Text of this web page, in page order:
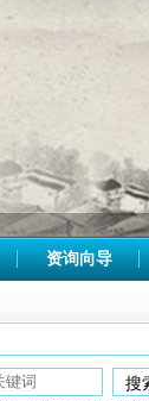
资询向导